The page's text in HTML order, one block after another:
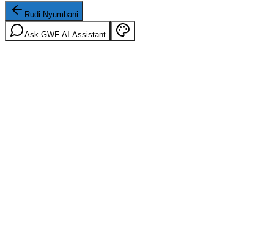
Rudi Nyumbani
Ask GWF AI Assistant